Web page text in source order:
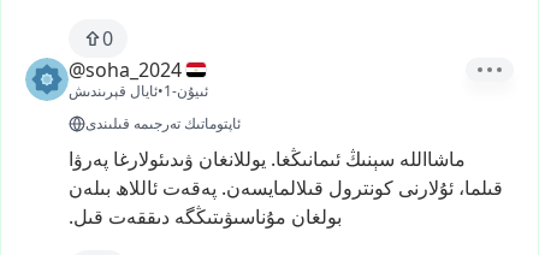
0
@soha_2024
ئايال قېرىندىش•
1-ئىيۇن
ئاپتوماتىك تەرجىمە قىلىندى
ماشااللە سېنىڭ ئىمانىڭغا. يوللانغان ۋىدىئولارغا پەرۋا
قىلما، ئۇلارنى كونترول قىلالمايسەن. پەقەت ئاللاھ بىلەن
بولغان مۇناسىۋىتىڭگە دىققەت قىل.